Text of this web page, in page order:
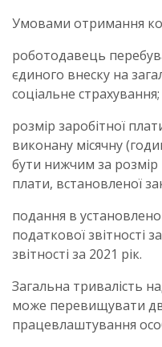
Умовами отримання
роботодавець
єдиного внеску на
соціальне страхування;
розмір заробітної
виконану місячну
бути нижчим за розмір
плати, встановленої
подання в
податкової звітності
звітності за 2021 рік.
Загальна тривалість
може перевищувати
працевлаштування